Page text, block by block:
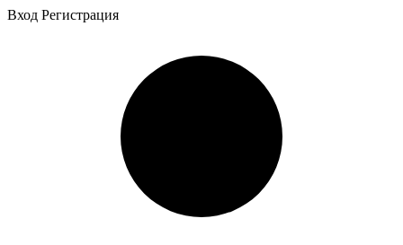
Вход Регистрация